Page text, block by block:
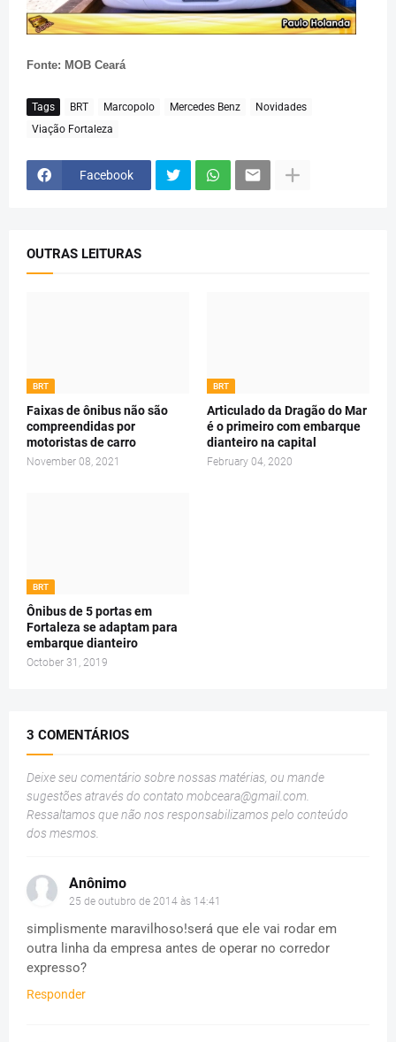
Fonte: MOB Ceará
Tags BRT Marcopolo Mercedes Benz
Novidades
Viação Fortaleza
Facebook
OUTRAS LEITURAS
BRT
Faixas de ônibus não são
compreendidas por
motoristas de carro
November 08, 2021
BRT
Articulado da Dragão do Mar
é o primeiro com embarque
dianteiro na capital
February 04, 2020
BRT
Ônibus de 5 portas em
Fortaleza se adaptam para
embarque dianteiro
October 31, 2019
3 COMENTÁRIOS
Deixe seu comentário sobre nossas matérias, ou mande
sugestões através do contato mobceara@gmail.com.
Ressaltamos que não nos responsabilizamos pelo conteúdo
dos mesmos.
Anônimo
25 de outubro de 2014 às 14:41
simplismente maravilhoso!será que ele vai rodar em
outra linha da empresa antes de operar no corredor
expresso?
Responder